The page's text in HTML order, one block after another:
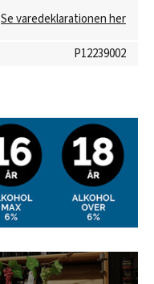
Se varedeklarationen her
P12239002